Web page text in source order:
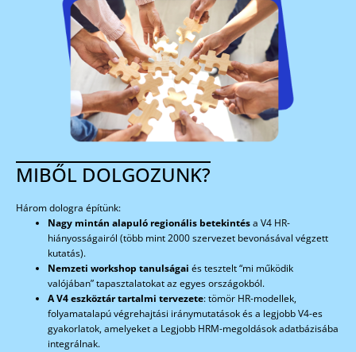
MIBŐL DOLGOZUNK?
Három dologra építünk:
Nagy mintán alapuló regionális betekintésa V4 HR-
hiányosságairól (több mint 2000 szervezet bevonásával végzett
kutatás).
Nemzeti workshop tanulságai és tesztelt “mi működik
valójában” tapasztalatokat az egyes országokból.
A V4 eszköztár tartalmi tervezete: tömör HR-modellek,
folyamatalapú végrehajtási iránymutatások és a legjobb V4-es
gyakorlatok, amelyeket a Legjobb HRM-megoldások adatbázisába
integrálnak.